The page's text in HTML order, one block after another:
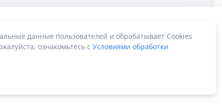
данные пользователей и обрабатывает Cookies
ознакомьтесь с Условиями обработки